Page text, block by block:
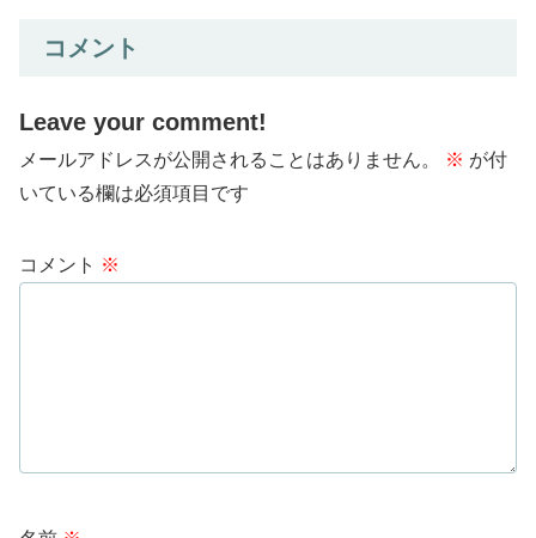
コメント
Leave your comment!
メールアドレスが公開されることはありません。 ※ が付
いている欄は必須項目です
コメント ※